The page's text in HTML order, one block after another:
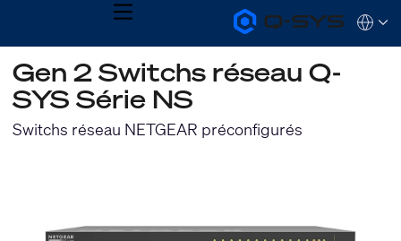
Q-
SYS
Products
Homepage
MENU
QSYS.com (English)
India (English)
Deutsch
Español
Français
Gen 2 Switchs réseau Q-
SYS Série NS
Switchs réseau NETGEAR préconfigurés